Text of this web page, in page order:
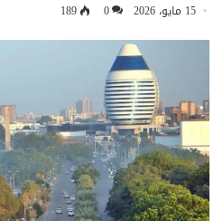
15 مايو، 2026 0
189